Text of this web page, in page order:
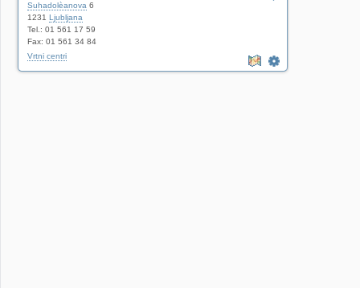
Suhadolèanova 6
1231 Ljubljana
Tel.: 01 561 17 59
Fax: 01 561 34 84
Vrtni centri